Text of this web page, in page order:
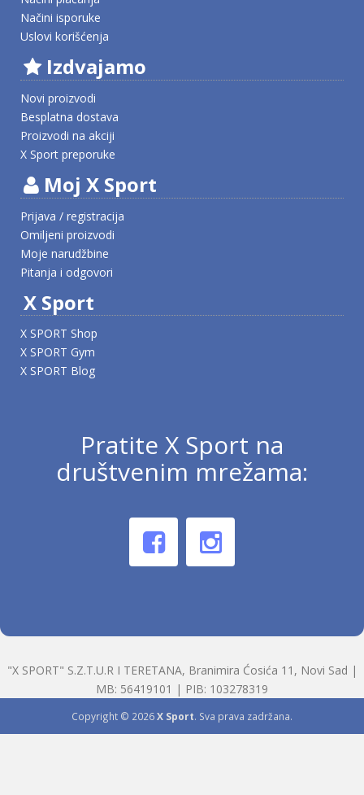
Načini isporuke
Uslovi korišćenja
Izdvajamo
Novi proizvodi
Besplatna dostava
Proizvodi na akciji
X Sport preporuke
Moj X Sport
Prijava / registracija
Omiljeni proizvodi
Moje narudžbine
Pitanja i odgovori
X Sport
X SPORT Shop
X SPORT Gym
X SPORT Blog
Pratite X Sport na
društvenim mrežama:
"X SPORT" S.Z.T.U.R I TERETANA, Branimira Ćosića 11, Novi Sad |
MB: 56419101 | PIB: 103278319
Copyright © 2026X Sport. Sva prava zadržana.